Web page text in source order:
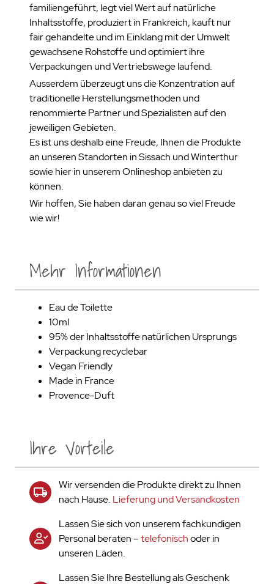
familiengeführt, legt viel Wert auf natürliche
Inhaltsstoffe, produziert in Frankreich, kauft nur
fair gehandelte und im Einklang mit der Umwelt
gewachsene Rohstoffe und optimiert ihre
Verpackungen und Vertriebswege laufend.
Ausserdem überzeugt uns die Konzentration auf
traditionelle Herstellungsmethoden und
renommierte Partner und Spezialisten auf den
jeweiligen Gebieten.
Es ist uns deshalb eine Freude, Ihnen die Produkte
an unseren Standorten in Sissach und Winterthur
sowie hier in unserem Onlineshop anbieten zu
können.
Wir hoffen, Sie haben daran genau so viel Freude
wie wir!
Ihre Vorteile
Wir versenden die Produkte direkt zu Ihnen
nach Hause. Lieferung und Versandkosten
Lassen Sie sich von unserem fachkundigen
Personal beraten –telefonischoder in
unseren Läden.
Lassen Sie Ihre Bestellung als Geschenk
Mehr Informationen
Eau de Toilette
10ml
95% der Inhaltsstoffe natürlichen Ursprungs
Verpackung recyclebar
Vegan Friendly
Made in France
Provence-Duft